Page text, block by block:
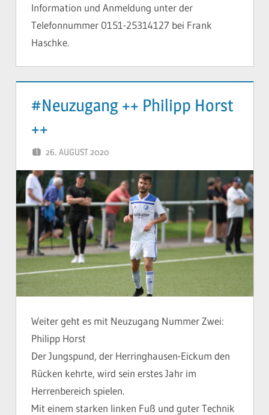
Information und Anmeldung unter der
Telefonnummer 0151-25314127 bei Frank
Haschke.
#Neuzugang ++ Philipp Horst
++
26. AUGUST 2020
Weiter geht es mit Neuzugang Nummer Zwei:
Philipp Horst
Der Jungspund, der Herringhausen-Eickum den
Rücken kehrte, wird sein erstes Jahr im
Herrenbereich spielen.
Mit einem starken linken Fuß und guter Technik